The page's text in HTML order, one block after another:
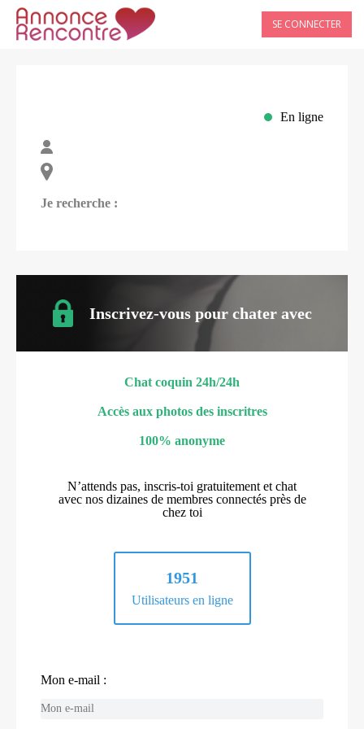
SE CONNECTER
En ligne
Je recherche :
Inscrivez-vous pour chater avec
Chat coquin 24h/24h
Accès aux photos des inscritres
100% anonyme
N’attends pas, inscris-toi gratuitement et chat
avec nos dizaines de membres connectés près de
chez toi
1951
Utilisateurs en ligne
Mon e-mail :